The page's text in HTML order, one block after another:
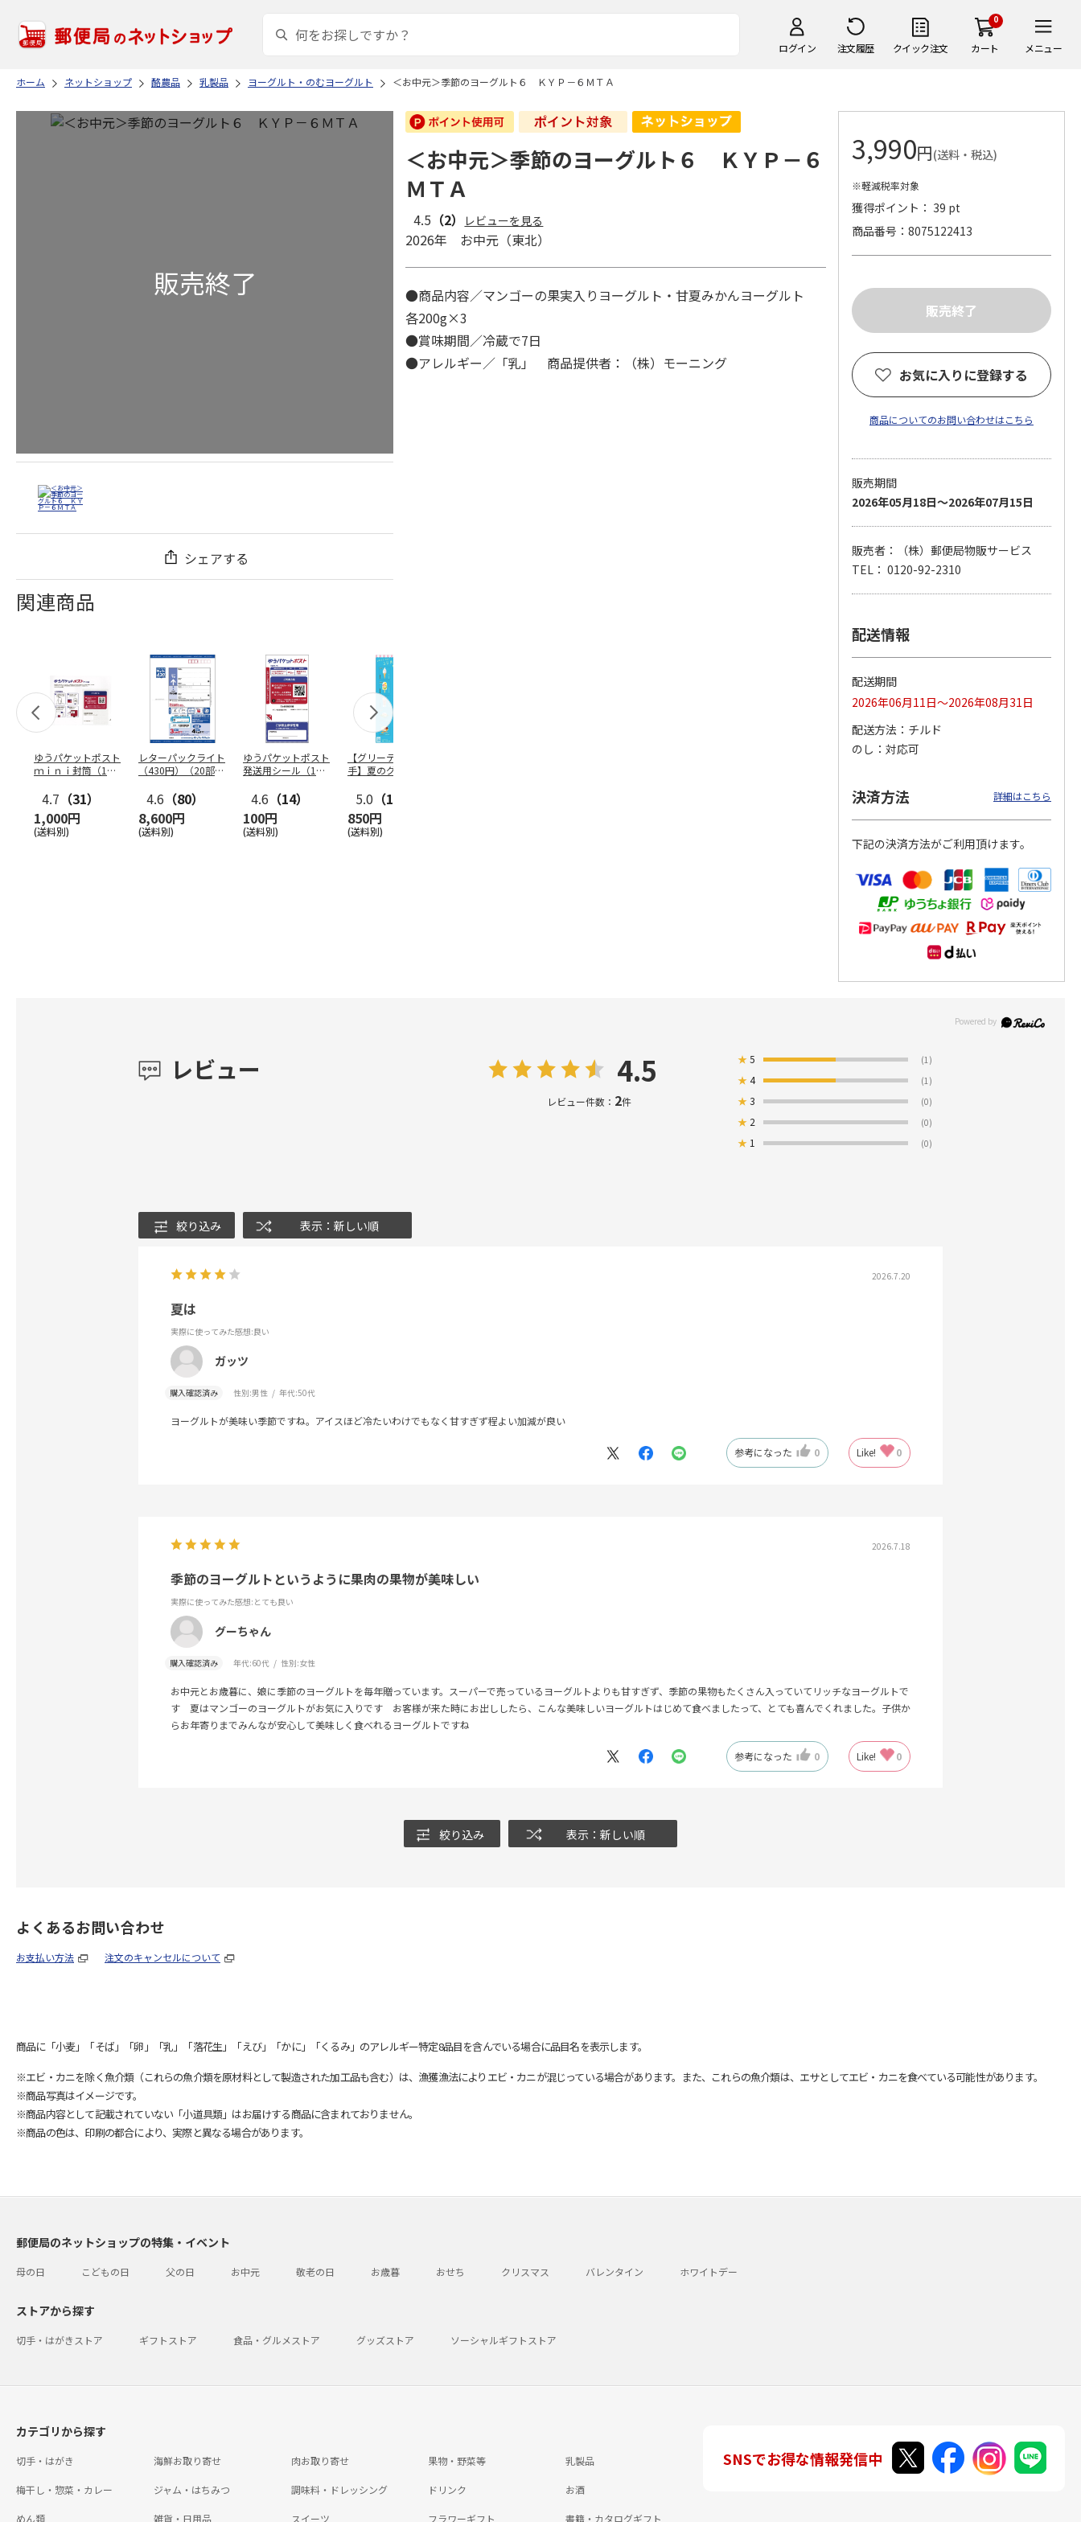
ログイン 注文履歴 クイック注文
0
カート メニュー
ホーム ネットショップ 酪農品 乳製品 ヨーグルト・のむヨーグルト ＜お中元＞季節のヨーグルト６ ＫＹＰ－６ＭＴＡ
シェアする
関連商品
ゆうパケットポスト
ｍｉｎｉ封筒（1個
4.7 （31）
1,000円
(送料別)
レターパックライト
（430円）（20部セ
4.6 （80）
8,600円
(送料別)
ゆうパケットポスト
発送用シール（1個
4.6 （14）
100円
(送料別)
【グリーティング切
手】夏のグリーティ
5.0 （10）
850円
(送料別)
【グリーティング切
円…
4.8（11）
5,500円
4.6（7）
11,000円
＜お中元＞季節のヨーグルト６ ＫＹＰ－６
ＭＴＡ
4.5 （2） レビューを見る
2026年 お中元（東北）
●商品内容／マンゴーの果実入りヨーグルト・甘夏みかんヨーグルト
各200g×3
●賞味期間／冷蔵で7日
●アレルギー／「乳」 商品提供者：（株）モーニング
3,990円(送料・税込)
※軽減税率対象
獲得ポイント： 39 pt
商品番号
8075122413
お気に入りに登録する
商品についてのお問い合わせはこちら
販売期間
2026年05月18日～2026年07月15日
販売者：（株）郵便局物販サービス
TEL： 0120-92-2310
配送情報
配送期間
2026年06月11日～2026年08月31日
配送方法
チルド
のし
対応可
決済方法 詳細はこちら
下記の決済方法がご利用頂けます。
レビュー 4.5
レビュー件数： 2件
★5 (1)
★4 (1)
★3 (0)
★ 2 (0)
★ 1 (0)
絞り込み 表示：新しい順
2026.7.20
夏は
実際に使ってみた感想:良い
ガッツ
購入確認済み 性別:男性 年代:50代
ヨーグルトが美味い季節ですね。アイスほど冷たいわけでもなく甘すぎず程よい加減が良い
参考になった 0 Like! 0
2026.7.18
季節のヨーグルトというように果肉の果物が美味しい
実際に使ってみた感想:とても良い
グーちゃん
購入確認済み 年代:60代 性別:女性
お中元とお歳暮に、娘に季節のヨーグルトを毎年贈っています。スーパーで売っているヨーグルトよりも甘すぎず、季節の果物もたくさん入っていてリッチなヨーグルトで
す 夏はマンゴーのヨーグルトがお気に入りです お客様が来た時にお出ししたら、こんな美味しいヨーグルトはじめて食べましたって、とても喜んでくれました。子供か
らお年寄りまでみんなが安心して美味しく食べれるヨーグルトですね
参考になった 0 Like! 0
絞り込み 表示：新しい順
よくあるお問い合わせ
お支払い方法 注文のキャンセルについて
商品に「小麦」「そば」「卵」「乳」「落花生」「えび」「かに」「くるみ」のアレルギー特定8品目を含んでいる場合に品目名を表示します。
※エビ・カニを除く魚介類（これらの魚介類を原材料として製造された加工品も含む）は、漁獲漁法によりエビ・カニが混じっている場合があります。また、これらの魚介類は、エサとしてエビ・カニを食べている可能性があります。
※商品写真はイメージです。
※商品内容として記載されていない「小道具類」はお届けする商品に含まれておりません。
※商品の色は、印刷の都合により、実際と異なる場合があります。
郵便局のネットショップの特集・イベント
母の日 こどもの日 父の日 お中元 敬老の日 お歳暮 おせち クリスマス バレンタイン ホワイトデー
ストアから探す
切手・はがきストア ギフトストア 食品・グルメストア グッズストア ソーシャルギフトストア
カテゴリから探す
切手・はがき 海鮮お取り寄せ 肉お取り寄せ 果物・野菜等 乳製品
梅干し・惣菜・カレー ジャム・はちみつ 調味料・ドレッシング ドリンク お酒
めん類 雑貨・日用品 スイーツ フラワーギフト 書籍・カタログギフト
SNSでお得な情報発信中